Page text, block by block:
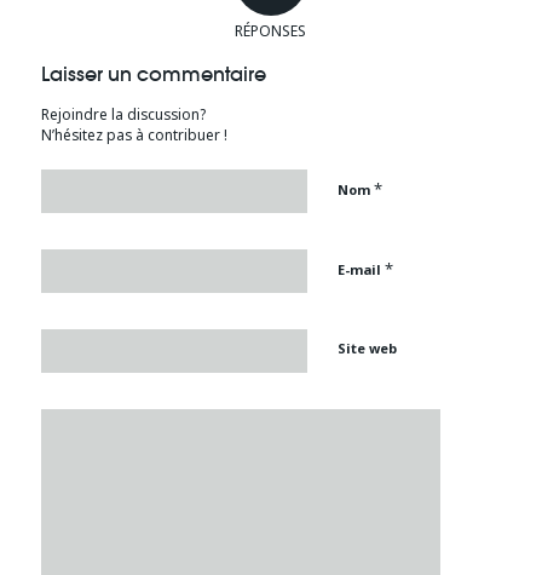
RÉPONSES
Laisser un commentaire
Rejoindre la discussion?
N’hésitez pas à contribuer !
Nom *
E-mail *
Site web